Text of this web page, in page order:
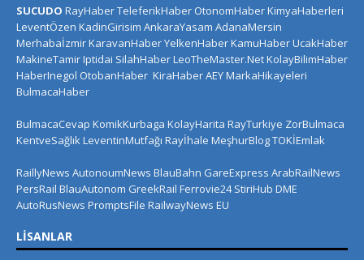
SUCUDO RayHaberTeleferikHaber OtonomHaberKimyaHaberleri
LeventÖzen KadinGirisim AnkaraYasam AdanaMersin
MerhabaİzmirKaravanHaberYelkenHaberKamuHaberUcakHaber
MakineTamirIptidai SilahHaberLeoTheMaster.NetKolayBilimHaber
HaberInegol OtobanHaber KiraHaberAEYMarkaHikayeleri
BulmacaHaber
BulmacaCevap KomikKurbaga KolayHarita RayTurkiye ZorBulmaca
KentveSağlık LeventinMutfağı Rayİhale MeşhurBlogTOKİEmlak
RaillyNews AutonoumNews BlauBahn GareExpress ArabRailNews
PersRail BlauAutonom GreekRail Ferrovie24 StiriHub DME
AutoRusNews PromptsFile RailwayNews EU
LISANLAR